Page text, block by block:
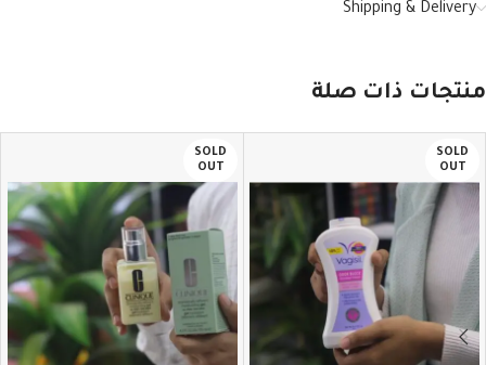
Shipping & Delivery
منتجات ذات صلة
SOLD
OUT
SOLD
OUT